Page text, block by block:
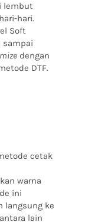
lembut
hari.
Soft
sampai
dengan
DTF.
cetak
warna
ini
langsung ke
lain